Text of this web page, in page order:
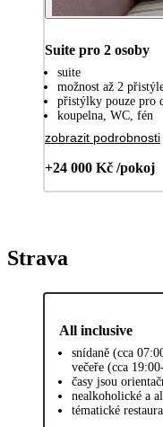
Suite pro 2 osoby
suite
možnost až 2
přistýlky pouze pro
koupelna, WC, fén
zobrazit podrobnosti
+24 000 Kč /pokoj
Strava
All inclusive
snídaně (cca
večeře (cca
časy jsou
nealkoholické a
tématické